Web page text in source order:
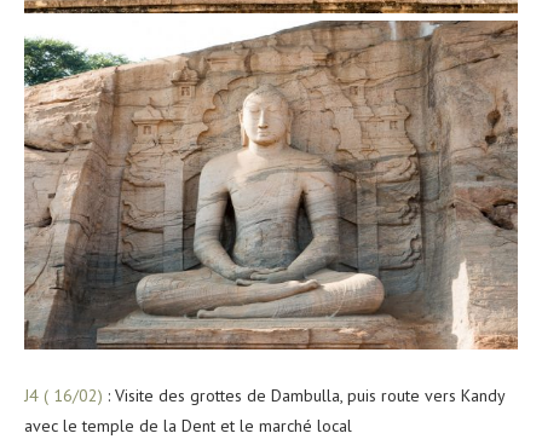
J4 ( 16/02) : Visite des grottes de Dambulla, puis route vers Kandy
avec le temple de la Dent et le marché local